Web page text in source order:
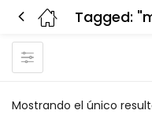
Mostrando el único